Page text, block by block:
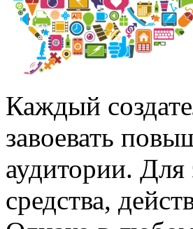
Каждый
завоевать
аудитории. Для
средства,